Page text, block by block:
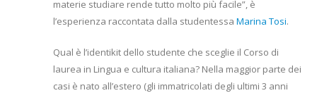
materie studiare rende tutto molto più facile”, è
l’esperienza raccontata dalla studentessa Marina Tosi.
Qual è l’identikit dello studente che sceglie il Corso di
laurea in Lingua e cultura italiana? Nella maggior parte dei
casi è nato all’estero (gli immatricolati degli ultimi 3 anni